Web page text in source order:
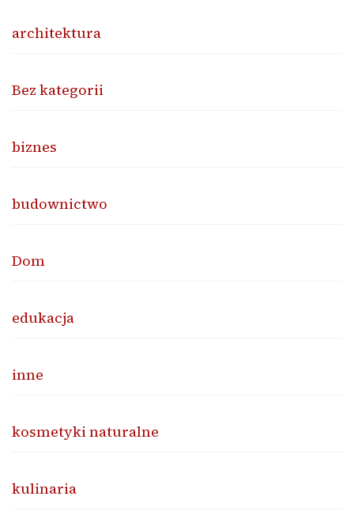
architektura
Bez kategorii
biznes
budownictwo
Dom
edukacja
inne
kosmetyki naturalne
kulinaria